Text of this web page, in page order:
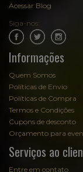
Acessar Blog
Siga-nos:
Informações
Quem Somos
Políticas de Envio
Políticas de Compra
Termos e Condições
Cupons de desconto
Orçamento para
Serviços ao
Entre em contato